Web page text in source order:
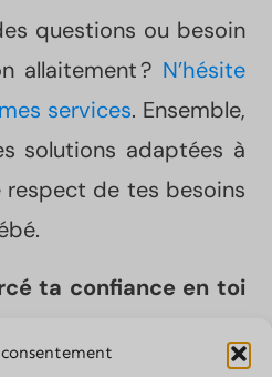
questions ou besoin
allaitement ? N’hésite
services. Ensemble,
solutions adaptées à
de tes besoins
ta confiance en toi
commentaires.